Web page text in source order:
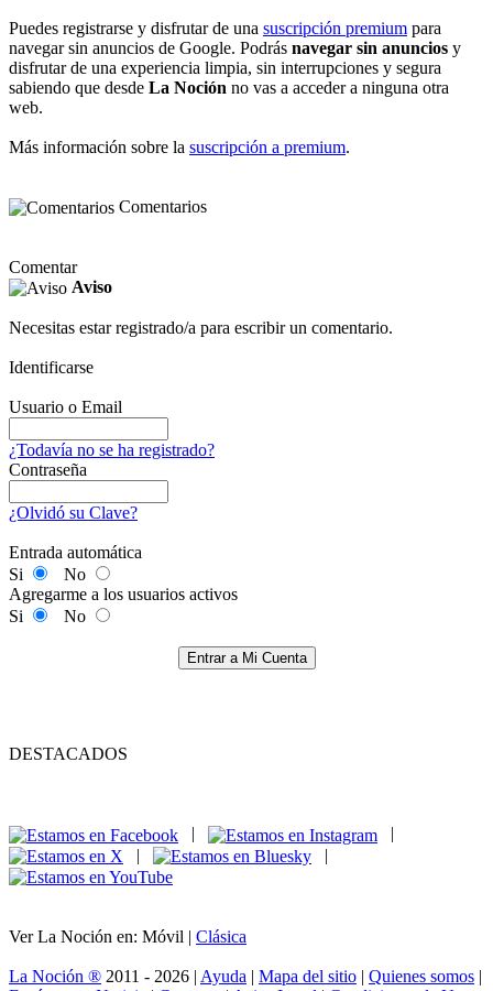
Puedes registrarse y disfrutar de una suscripción premium para
navegar sin anuncios de Google. Podrás navegar sin anuncios y
disfrutar de una experiencia limpia, sin interrupciones y segura
sabiendo que desde La Noción no vas a acceder a ninguna otra
web.
Más información sobre la suscripción a premium.
Comentarios
Comentar
Aviso
Necesitas estar registrado/a para escribir un comentario.
Identificarse
Usuario o Email
¿Todavía no se ha registrado?
Contraseña
¿Olvidó su Clave?
Entrada automática
Si
No
Agregarme a los usuarios activos
Si
No
Entrar a Mi Cuenta
DESTACADOS
|
|
Ver La Noción en: Móvil | Clásica
La Noción ® 2011 - 2026 | Ayuda | Mapa del sitio | Quienes somos |